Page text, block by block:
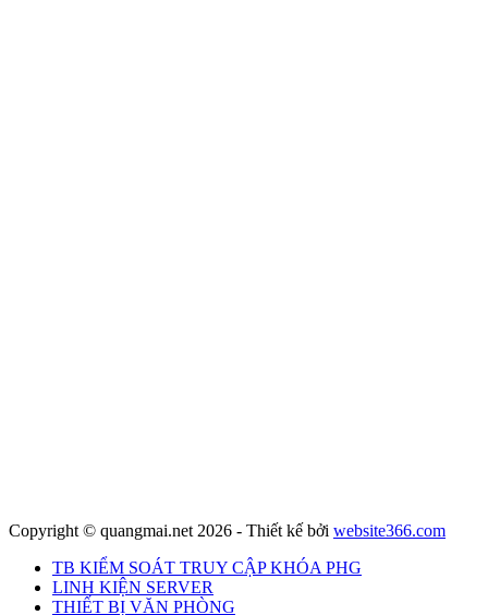
Copyright © quangmai.net 2026 - Thiết kế bởi website366.com
TB KIỂM SOÁT TRUY CẬP KHÓA PHG
LINH KIỆN SERVER
THIẾT BỊ VĂN PHÒNG